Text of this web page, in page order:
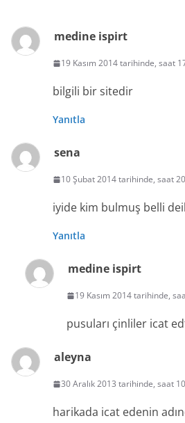
medine ispirt
19 Kasım 2014 tarihinde, saat
bilgili bir sitedir
Yanıtla
sena
10 Şubat 2014 tarihinde, saat
iyide kim bulmuş belli deil
Yanıtla
medine ispirt
19 Kasım 2014 tarihinde,
pusuları çinliler icat
aleyna
30 Aralık 2013 tarihinde, saat
harikada icat edenin